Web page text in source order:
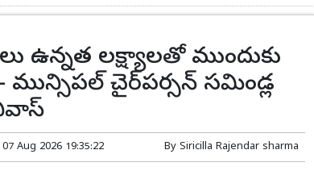
ఉన్నత లక్ష్యాలతో ముందుకు
చైర్‌పర్సన్ సమిండ్ల
07 Aug 2026 19:35:22 By Siricilla Rajendar sharma